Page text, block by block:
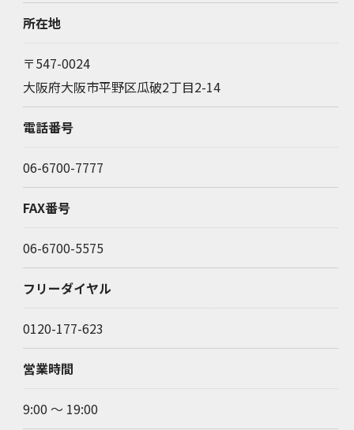
所在地
〒547-0024
大阪府大阪市平野区瓜破2丁目2-14
電話番号
06-6700-7777
FAX番号
06-6700-5575
フリーダイヤル
0120-177-623
営業時間
9:00 ～ 19:00